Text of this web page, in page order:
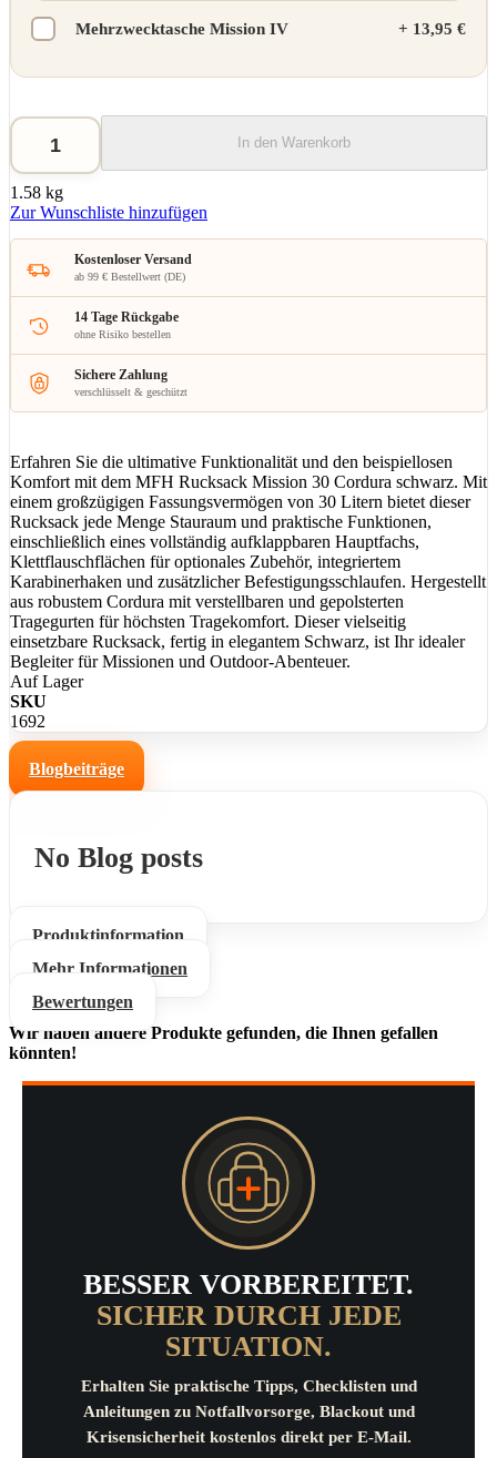
Mehrzwecktasche Mission IV + 13,95 €
In den Warenkorb
1.58 kg
Zur Wunschliste hinzufügen
Kostenloser Versand
ab 99 € Bestellwert (DE)
14 Tage Rückgabe
ohne Risiko bestellen
Sichere Zahlung
verschlüsselt & geschützt
Erfahren Sie die ultimative Funktionalität und den beispiellosen
Komfort mit dem MFH Rucksack Mission 30 Cordura schwarz. Mit
einem großzügigen Fassungsvermögen von 30 Litern bietet dieser
Rucksack jede Menge Stauraum und praktische Funktionen,
einschließlich eines vollständig aufklappbaren Hauptfachs,
Klettflauschflächen für optionales Zubehör, integriertem
Karabinerhaken und zusätzlicher Befestigungsschlaufen. Hergestellt
aus robustem Cordura mit verstellbaren und gepolsterten
Tragegurten für höchsten Tragekomfort. Dieser vielseitig
einsetzbare Rucksack, fertig in elegantem Schwarz, ist Ihr idealer
Begleiter für Missionen und Outdoor-Abenteuer.
Auf Lager
SKU
1692
Blogbeiträge
No Blog posts
Produktinformation
Mehr Informationen
Bewertungen
Wir haben andere Produkte gefunden, die Ihnen gefallen
könnten!
BESSER VORBEREITET.
SICHER DURCH JEDE
SITUATION.
Erhalten Sie praktische Tipps, Checklisten und
Anleitungen zu Notfallvorsorge, Blackout und
Krisensicherheit kostenlos direkt per E-Mail.